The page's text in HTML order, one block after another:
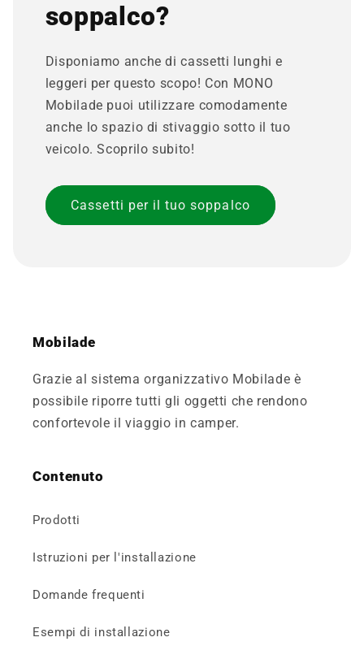
soppalco?
Disponiamo anche di cassetti lunghi e
leggeri per questo scopo! Con MONO
Mobilade puoi utilizzare comodamente
anche lo spazio di stivaggio sotto il tuo
veicolo. Scoprilo subito!
Cassetti per il tuo soppalco
Mobilade
Grazie al sistema organizzativo Mobilade è
possibile riporre tutti gli oggetti che rendono
confortevole il viaggio in camper.
Contenuto
Prodotti
Istruzioni per l'installazione
Domande frequenti
Esempi di installazione